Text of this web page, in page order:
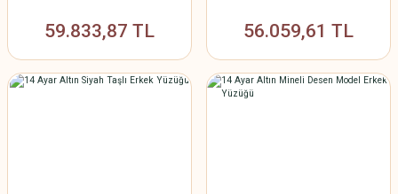
59.833,87 TL 56.059,61 TL